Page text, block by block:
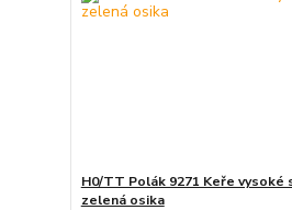
H0/TT Polák 9271 Keře
zelená osika